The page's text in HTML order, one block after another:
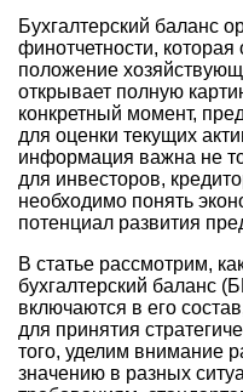
Бухгалтерский баланс
финотчетности,
положение
открывает полную
конкретный момент,
для оценки текущих
информация важна не
для инвесторов,
необходимо понять
потенциал развития
В статье рассмотрим,
бухгалтерский баланс
включаются в его
для принятия
того, уделим внимание
значению в разных